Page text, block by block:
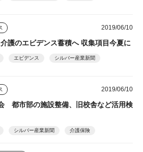
2019/06/10
護のエビデンス蓄積へ 収集項目今夏に
エビデンス シルバー産業新聞
2019/06/10
都市部の施設整備、旧校舎など活用検
シルバー産業新聞 介護保険